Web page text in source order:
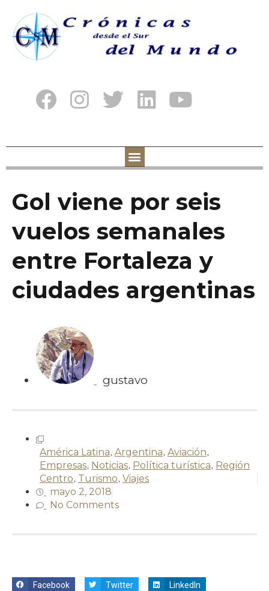
Gol viene por seis
vuelos semanales
entre Fortaleza y
ciudades argentinas
gustavo
América Latina, Argentina, Aviación,
Empresas, Noticias, Política turística, Región
Centro, Turismo, Viajes
mayo 2, 2018
No Comments
Facebook Twitter
LinkedIn